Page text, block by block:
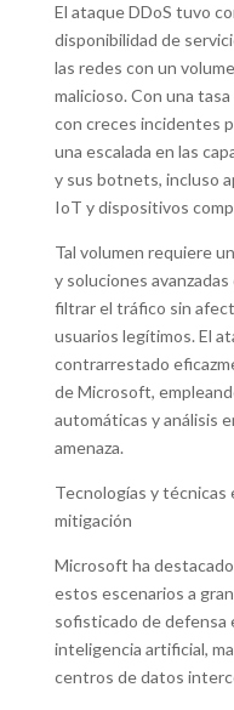
El ataque DDoS tuvo
disponibilidad de
las redes con un
malicioso. Con una
con creces incidentes
una escalada en las
y sus botnets, incluso
IoT y dispositivos
Tal volumen requiere
y soluciones
filtrar el tráfico sin
usuarios legítimos. El
contrarrestado
de Microsoft,
automáticas y análisis
amenaza.
Tecnologías y técnicas
mitigación
Microsoft ha
estos escenarios a
sofisticado de defensa
inteligencia artificial,
centros de datos